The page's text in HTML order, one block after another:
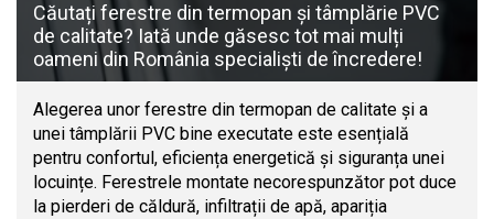
Căutați ferestre din termopan și tâmplărie PVC
de calitate? Iată unde găsesc tot mai mulți
oameni din România specialiști de încredere!
Alegerea unor ferestre din termopan de calitate și a
unei tâmplării PVC bine executate este esențială
pentru confortul, eficiența energetică și siguranța unei
locuințe. Ferestrele montate necorespunzător pot duce
la pierderi de căldură, infiltrații de apă, apariția